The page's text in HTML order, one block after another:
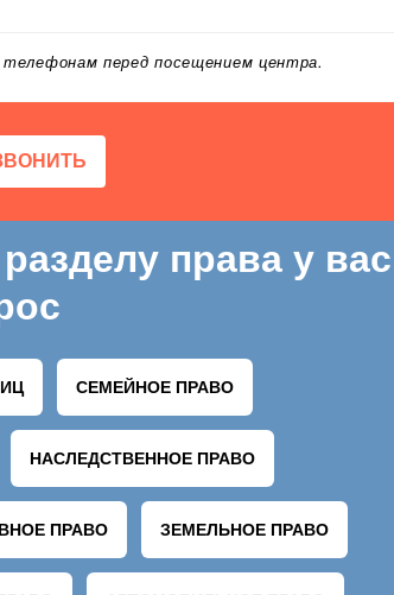
перед посещением центра.